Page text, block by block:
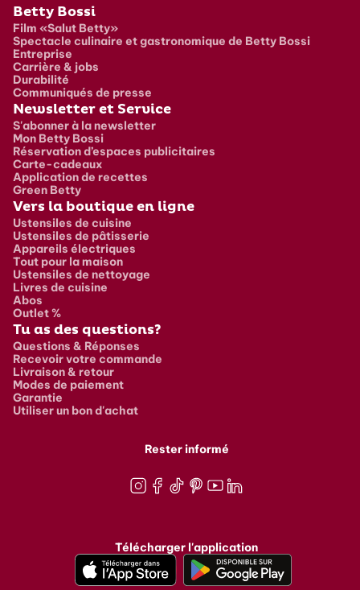
Pied de page
Betty Bossi
Film «Salut Betty»
Spectacle culinaire et gastronomique de Betty Bossi
Entreprise
Carrière & jobs
Durabilité
Communiqués de presse
Newsletter et Service
S'abonner à la newsletter
Mon Betty Bossi
Réservation d’espaces publicitaires
Carte-cadeaux
Application de recettes
Green Betty
Vers la boutique en ligne
Ustensiles de cuisine
Ustensiles de pâtisserie
Appareils électriques
Tout pour la maison
Ustensiles de nettoyage
Livres de cuisine
Abos
Outlet %
Tu as des questions?
Questions & Réponses
Recevoir votre commande
Livraison & retour
Modes de paiement
Garantie
Utiliser un bon d'achat
Rester informé
Télécharger l'application